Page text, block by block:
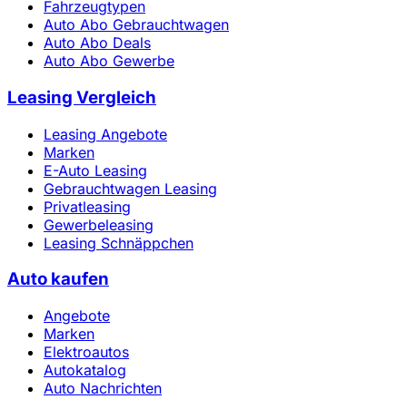
Fahrzeugtypen
Auto Abo Gebrauchtwagen
Auto Abo Deals
Auto Abo Gewerbe
Leasing Vergleich
Leasing Angebote
Marken
E-Auto Leasing
Gebrauchtwagen Leasing
Privatleasing
Gewerbeleasing
Leasing Schnäppchen
Auto kaufen
Angebote
Marken
Elektroautos
Autokatalog
Auto Nachrichten